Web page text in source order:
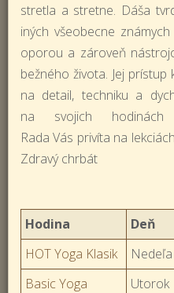
stretla a stretne. Dáša
iných všeobecne
oporou a zároveň
bežného života. Jej
na detail, techniku a
na svojich
Rada Vás privíta na
Zdravý chrbát
Hodina Deň
HOT Yoga Klasik
Nedeľa
Basic Yoga
Utorok